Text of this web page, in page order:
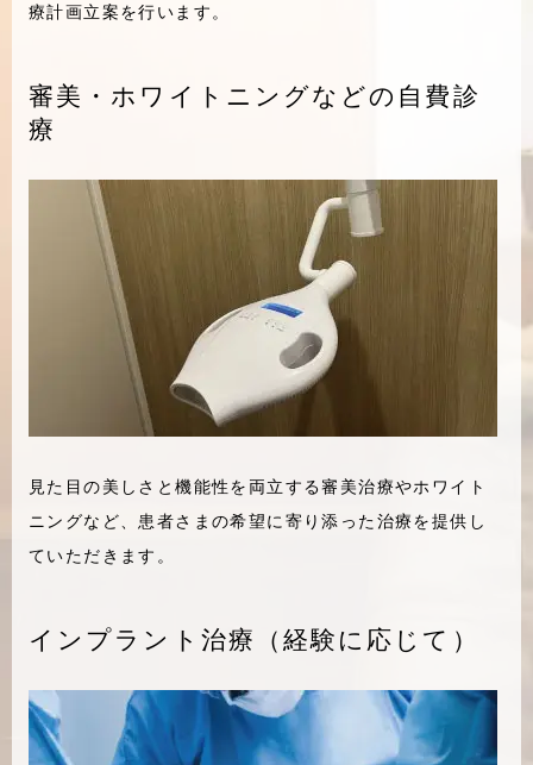
療計画立案を行います。
審美・ホワイトニングなどの自費診
療
見た目の美しさと機能性を両立する審美治療やホワイト
ニングなど、患者さまの希望に寄り添った治療を提供し
ていただきます。
インプラント治療（経験に応じて）